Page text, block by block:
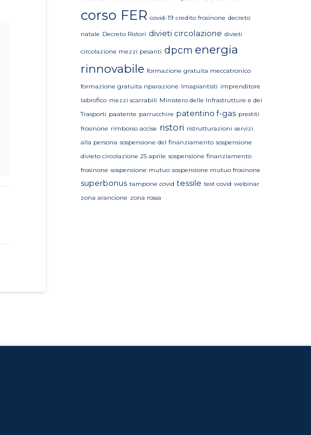
corso FER covid-19 credito frosinone decreto
natale Decreto Ristori divieti circolazione divieti
circolazione mezzi pesanti dpcm energia
rinnovabile formazione gratuita meccatronico
formazione gratuita riparazione Imapiantisti imprenditore
labrofico mezzi scarrabili Ministero delle Infrastrutture e dei
Trasporti paatente parrucchire patentino f-gas prestiti
frosinone rimborso accise ristori ristrutturazioni servizi
alla persona sospensione del finanziamento sospensione
divieto circolazione 25 aprile sospensione finanziamento
frosinone sospensione mutuo sospensione mutuo frosinone
superbonus tampone covid tessile test covid webinar
zona arancione zona rossa